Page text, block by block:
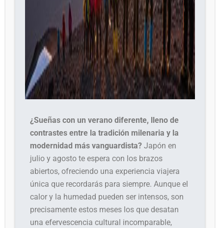
¿Sueñas con un verano diferente, lleno de
contrastes entre la tradición milenaria y la
modernidad más vanguardista? Japón en
julio y agosto te espera con los brazos
abiertos, ofreciendo una experiencia viajera
única que recordarás para siempre. Aunque el
calor y la humedad pueden ser intensos, son
precisamente estos meses los que desatan
una efervescencia cultural incomparable,